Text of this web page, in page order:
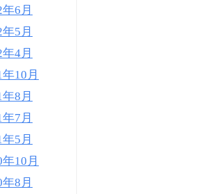
6月
5月
4月
10月
8月
7月
5月
10月
8月